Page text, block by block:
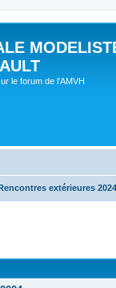
le forum de l'AMVH
extérieures 2024